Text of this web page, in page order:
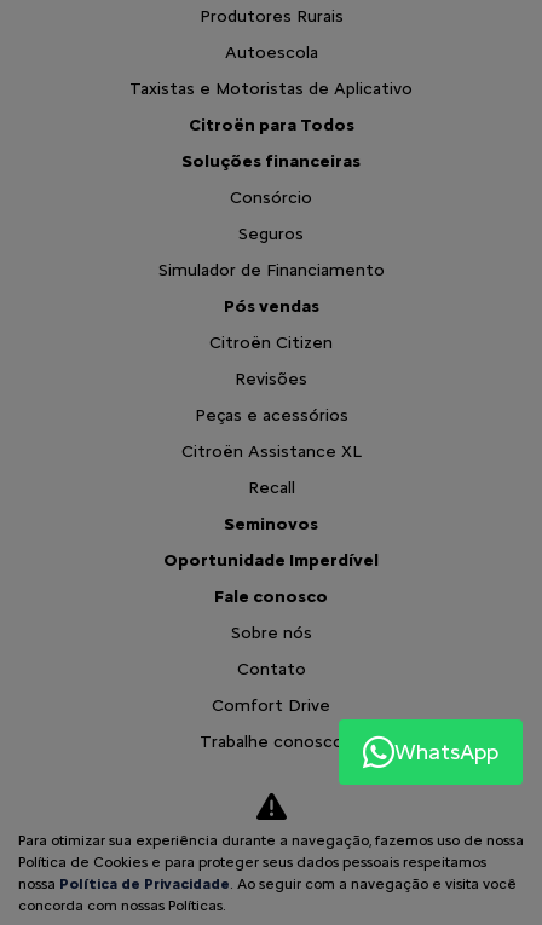
Produtores Rurais
Autoescola
Taxistas e Motoristas de Aplicativo
Citroën para Todos
Soluções financeiras
Consórcio
Seguros
Simulador de Financiamento
Pós vendas
Citroën Citizen
Revisões
Peças e acessórios
Citroën Assistance XL
Recall
Seminovos
Oportunidade Imperdível
Fale conosco
Sobre nós
Contato
Comfort Drive
Trabalhe conosco
Política de privacidade
XTR
Comparativo
Desacelere. Seu bem maior é a vida.
WhatsApp
Para otimizar sua experiência durante a navegação, fazemos uso de nossa
Política de Cookies e para proteger seus dados pessoais respeitamos
nossa Política de Privacidade. Ao seguir com a navegação e visita você
concorda com nossas Políticas.